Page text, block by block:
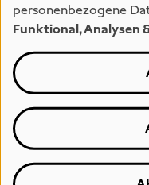
personenbezogene
Funktional, Analysen